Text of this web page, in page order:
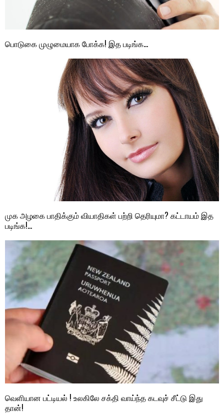
பொடுகை முழுமையாக போக்க! இத படிங்க…
முக அழகை பாதிக்கும் வியாதிகள் பற்றி தெரியுமா? கட்டாயம் இத
படிங்க!…
வெளியான பட்டியல் ! உலகிலே சக்தி வாய்ந்த கடவுச் சீட்டு இது
தான்!